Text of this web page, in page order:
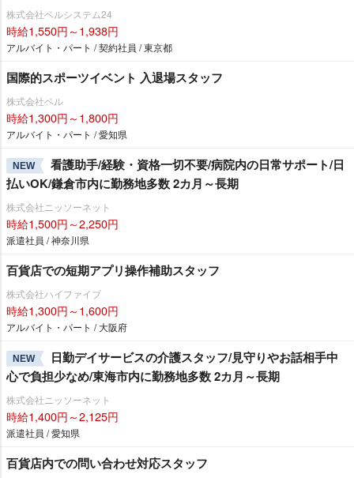
株式会社ベルシステム24
時給1,550円～1,938円
アルバイト・パート / 契約社員 / 東京都
国際的スポーツイベント 入退場スタッフ
株式会社ベル
時給1,300円～1,800円
アルバイト・パート / 愛知県
NEW
看護助手/経験・資格一切不要/病院内の日常サポート/日
払いOK/鎌倉市内に勤務地多数 2カ月～長期
株式会社ニッソーネット
時給1,500円～2,250円
派遣社員 / 神奈川県
百貨店での短期アプリ操作補助スタッフ
株式会社ハイファイブ
時給1,300円～1,600円
アルバイト・パート / 大阪府
NEW
日勤デイサービスの介護スタッフ/見守りやお話相手中
心で負担少なめ/東海市内に勤務地多数 2カ月～長期
株式会社ニッソーネット
時給1,400円～2,125円
派遣社員 / 愛知県
百貨店内での問い合わせ対応スタッフ